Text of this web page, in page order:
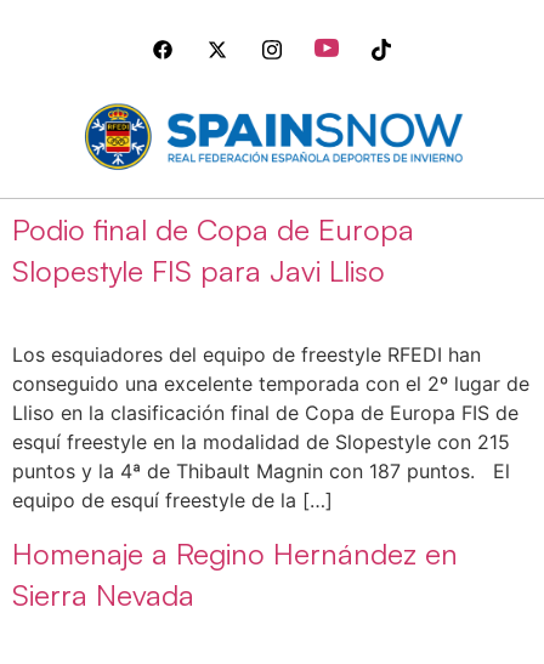
Podio final de Copa de Europa
Slopestyle FIS para Javi Lliso
Los esquiadores del equipo de freestyle RFEDI han
conseguido una excelente temporada con el 2º lugar de
Lliso en la clasificación final de Copa de Europa FIS de
esquí freestyle en la modalidad de Slopestyle con 215
puntos y la 4ª de Thibault Magnin con 187 puntos. El
equipo de esquí freestyle de la […]
Homenaje a Regino Hernández en
Sierra Nevada